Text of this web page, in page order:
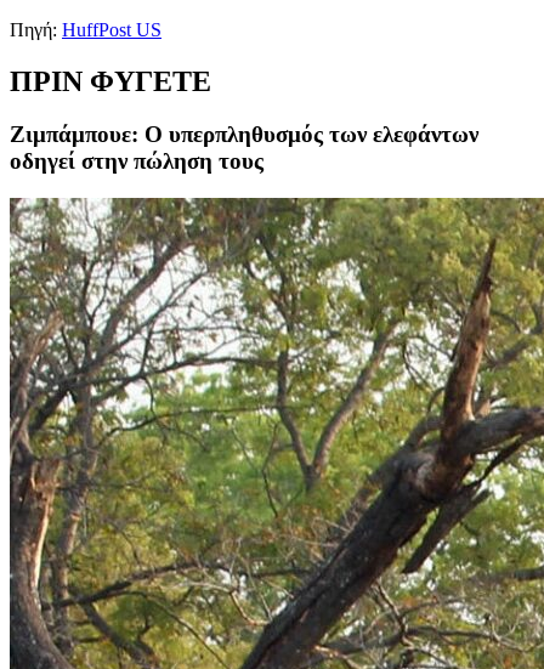
Πηγή: HuffPost US
ΠΡΙΝ ΦΥΓΕΤΕ
Ζιμπάμπουε: Ο υπερπληθυσμός των ελεφάντων
οδηγεί στην πώληση τους